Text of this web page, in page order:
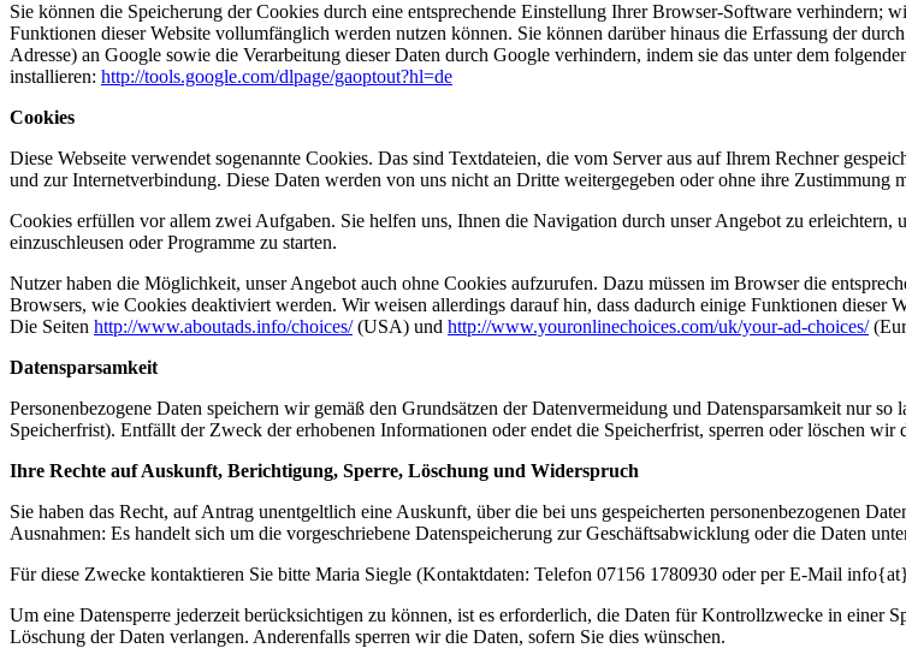
Sie können die Speicherung der Cookies durch eine entsprechende Einstellung Ihrer Browser-Software verhindern;
Funktionen dieser Website vollumfänglich werden nutzen können. Sie können darüber hinaus die Erfassung der
Adresse) an Google sowie die Verarbeitung dieser Daten durch Google verhindern, indem sie das unter dem
installieren: http://tools.google.com/dlpage/gaoptout?hl=de
Cookies
Diese Webseite verwendet sogenannte Cookies. Das sind Textdateien, die vom Server aus auf Ihrem Rechner
und zur Internetverbindung. Diese Daten werden von uns nicht an Dritte weitergegeben oder ohne ihre Zustimmung
Cookies erfüllen vor allem zwei Aufgaben. Sie helfen uns, Ihnen die Navigation durch unser Angebot zu
einzuschleusen oder Programme zu starten.
Nutzer haben die Möglichkeit, unser Angebot auch ohne Cookies aufzurufen. Dazu müssen im Browser die
Browsers, wie Cookies deaktiviert werden. Wir weisen allerdings darauf hin, dass dadurch einige Funktionen
Die Seiten http://www.aboutads.info/choices/(USA) und http://www.youronlinechoices.com/uk/your-ad-choices/
Datensparsamkeit
Personenbezogene Daten speichern wir gemäß den Grundsätzen der Datenvermeidung und Datensparsamkeit nur
Speicherfrist). Entfällt der Zweck der erhobenen Informationen oder endet die Speicherfrist, sperren oder löschen wir
Ihre Rechte auf Auskunft, Berichtigung, Sperre, Löschung und Widerspruch
Sie haben das Recht, auf Antrag unentgeltlich eine Auskunft, über die bei uns gespeicherten personenbezogenen
Ausnahmen: Es handelt sich um die vorgeschriebene Datenspeicherung zur Geschäftsabwicklung oder die Daten
Für diese Zwecke kontaktieren Sie bitte Maria Siegle (Kontaktdaten: Telefon 07156 1780930 oder per E-Mail
Um eine Datensperre jederzeit berücksichtigen zu können, ist es erforderlich, die Daten für Kontrollzwecke in einer
Löschung der Daten verlangen. Anderenfalls sperren wir die Daten, sofern Sie dies wünschen.